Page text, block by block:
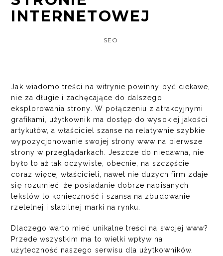
INTERNETOWEJ
SEO
Jak wiadomo treści na witrynie powinny być ciekawe,
nie za długie i zachęcające do dalszego
eksplorowania strony. W połączeniu z atrakcyjnymi
grafikami, użytkownik ma dostęp do wysokiej jakości
artykułów, a właściciel szanse na relatywnie szybkie
wypozycjonowanie swojej strony www na pierwsze
strony w przeglądarkach. Jeszcze do niedawna, nie
było to aż tak oczywiste, obecnie, na szczęście
coraz więcej właścicieli, nawet nie dużych firm zdaje
się rozumieć, że posiadanie dobrze napisanych
tekstów to konieczność i szansa na zbudowanie
rzetelnej i stabilnej marki na rynku.
Dlaczego warto mieć unikalne treści na swojej www?
Przede wszystkim ma to wielki wpływ na
użyteczność naszego serwisu dla użytkowników.